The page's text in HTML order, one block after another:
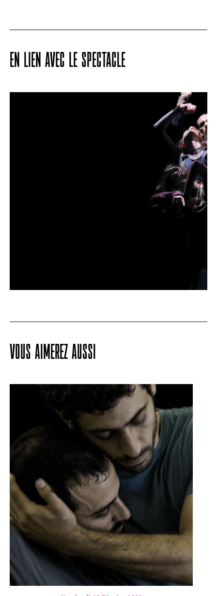
EN LIEN AVEC LE SPECTACLE
VOUS AIMEREZ AUSSI